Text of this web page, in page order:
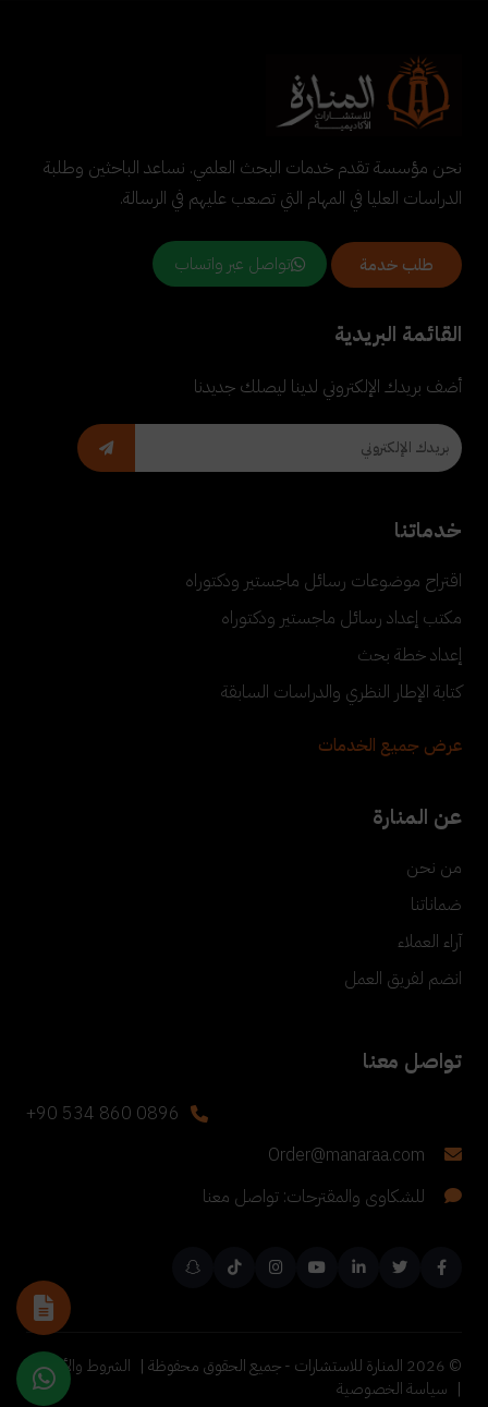
نحن مؤسسة تقدم خدمات البحث العلمي. نساعد الباحثين وطلبة
الدراسات العليا في المهام التي تصعب عليهم في الرسالة.
طلب خدمة تواصل عبر واتساب
القائمة البريدية
أضف بريدك الإلكتروني لدينا ليصلك جديدنا
خدماتنا
اقتراح موضوعات رسائل ماجستير ودكتوراه
مكتب إعداد رسائل ماجستير ودكتوراه
إعداد خطة بحث
كتابة الإطار النظري والدراسات السابقة
عرض جميع الخدمات
عن المنارة
من نحن
ضماناتنا
آراء العملاء
انضم لفريق العمل
تواصل معنا
+90 534 860 0896
Order@manaraa.com
للشكاوى والمقترحات: تواصل معنا
©
2026 المنارة للاستشارات - جميع الحقوق محفوظة | الشروط والأحكام
| سياسة الخصوصية